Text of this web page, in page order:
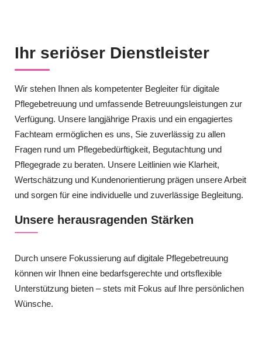
Ihr seriöser Dienstleister
Wir stehen Ihnen als kompetenter Begleiter für digitale
Pflegebetreuung und umfassende Betreuungsleistungen zur
Verfügung. Unsere langjährige Praxis und ein engagiertes
Fachteam ermöglichen es uns, Sie zuverlässig zu allen
Fragen rund um Pflegebedürftigkeit, Begutachtung und
Pflegegrade zu beraten. Unsere Leitlinien wie Klarheit,
Wertschätzung und Kundenorientierung prägen unsere Arbeit
und sorgen für eine individuelle und zuverlässige Begleitung.
Unsere herausragenden Stärken
Durch unsere Fokussierung auf digitale Pflegebetreuung
können wir Ihnen eine bedarfsgerechte und ortsflexible
Unterstützung bieten – stets mit Fokus auf Ihre persönlichen
Wünsche.